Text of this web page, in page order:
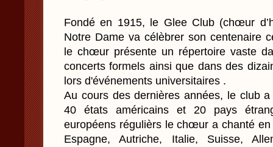
Fondé en 1915, le Glee Club (chœur
Notre Dame va célèbrer son centenaire
le chœur présente un répertoire vaste
concerts formels ainsi que dans des
lors d'événements universitaires .
Au cours des dernières années, le club
40 états américains et 20 pays
européens régulièrs le chœur a chanté
Espagne, Autriche, Italie, Suisse,